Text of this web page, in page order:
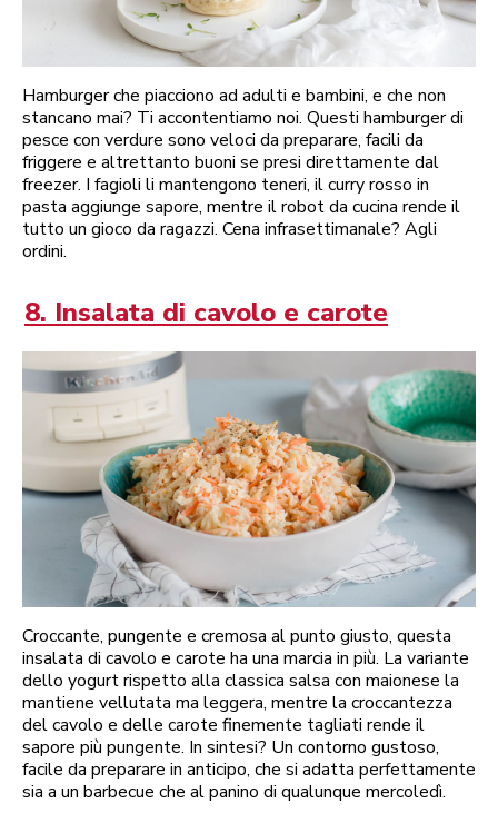
Hamburger che piacciono ad adulti e bambini, e che non
stancano mai? Ti accontentiamo noi. Questi hamburger di
pesce con verdure sono veloci da preparare, facili da
friggere e altrettanto buoni se presi direttamente dal
freezer. I fagioli li mantengono teneri, il curry rosso in
pasta aggiunge sapore, mentre il robot da cucina rende il
tutto un gioco da ragazzi. Cena infrasettimanale? Agli
ordini.
8. Insalata di cavolo e carote
Croccante, pungente e cremosa al punto giusto, questa
insalata di cavolo e carote ha una marcia in più. La variante
dello yogurt rispetto alla classica salsa con maionese la
mantiene vellutata ma leggera, mentre la croccantezza
del cavolo e delle carote finemente tagliati rende il
sapore più pungente. In sintesi? Un contorno gustoso,
facile da preparare in anticipo, che si adatta perfettamente
sia a un barbecue che al panino di qualunque mercoledì.